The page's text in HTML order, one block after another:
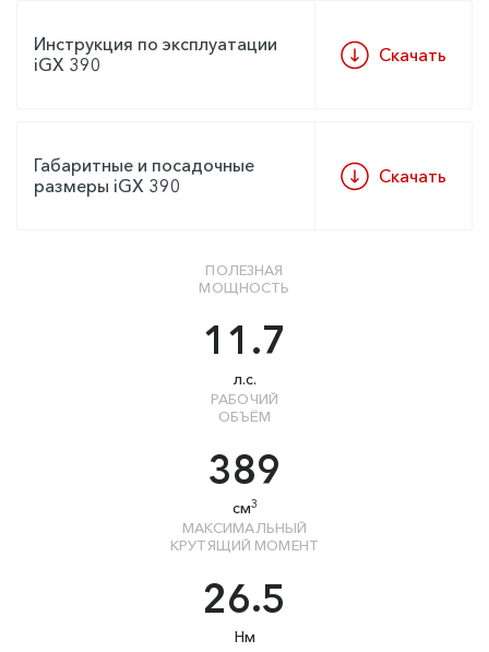
Инструкция по эксплуатации
iGX 390
Скачать
Габаритные и посадочные
размеры iGX 390
Скачать
ПОЛЕЗНАЯ
МОЩНОСТЬ
11.7
л.с.
РАБОЧИЙ
ОБЪЁМ
389
см3
МАКСИМАЛЬНЫЙ
КРУТЯЩИЙ МОМЕНТ
26.5
Нм